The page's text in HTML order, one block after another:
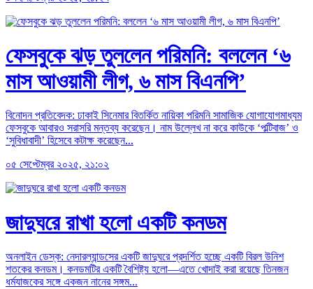
ফেসবুকে ঝড় তুললেন পরিমনি: বললেন ‘৬
মাস আওয়ামী লীগ, ৬ মাস বিএনপি’
বিনোদন প্রতিবেদক: ঢাকাই সিনেমার বিতর্কিত নায়িকা পরিমনি সামাজিক যোগাযোগমাধ্যম
ফেসবুকে আবারও সরাসরি মন্তব্য করেছেন। নাম উল্লেখ না করে কাউকে ‘পল্টিবাজ’ ও
‘সুবিধাবাদী’ হিসেবে কটাক্ষ করেছেন...
০৫ সেপ্টেম্বর ২০২৫, ২১:০২
জাদুঘরে রাখা হলো একটি কনডম
অনলাইন ডেস্ক: নেদারল্যান্ডসের একটি জাদুঘরে প্রদর্শিত হচ্ছে একটি বিরল উনিশ
শতকের কনডম। কনডমটির একটি বৈশিষ্ট্য হলো—এতে খোদাই করা রয়েছে তিনজন
ধর্মযাজকের সঙ্গে একজন নানের সঙ্গম...